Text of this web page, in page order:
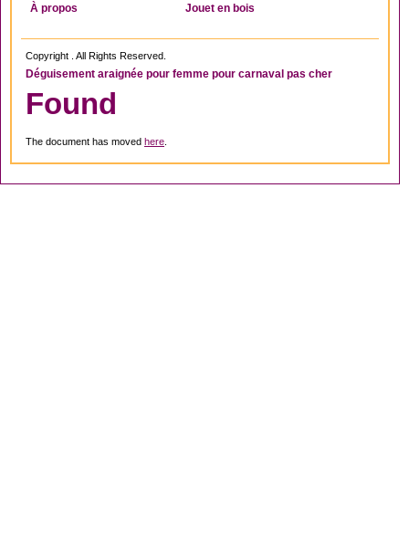
À propos Jouet en bois
Copyright . All Rights Reserved.
Déguisement araignée pour femme pour carnaval pas cher
Found
The document has moved here